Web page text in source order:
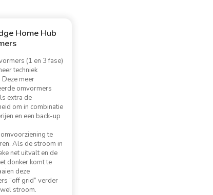
Home Hub
(1 en 3 fase)
techniek
meer
omvormers
extra de
om in combinatie
en een back-up
te
Als de stroom in
net uitvalt en de
donker komt te
deze
“off grid” verder
stroom.